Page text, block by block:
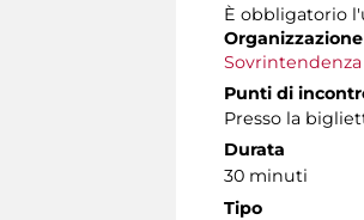
È obbligatorio
Organizzazione
Punti di
Presso la
Durata
30 minuti
Tipo